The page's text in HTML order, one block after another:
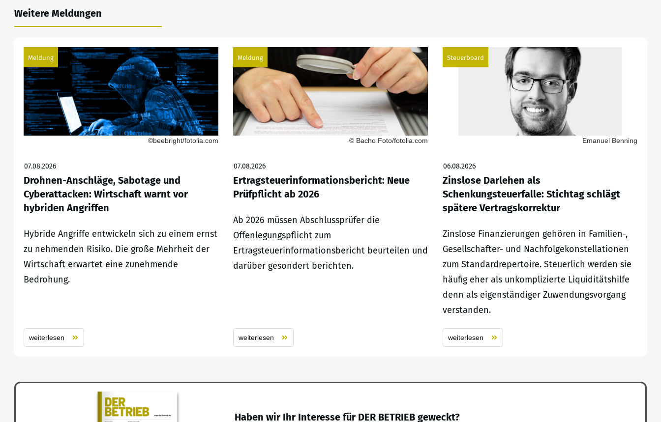
Weitere Meldungen
Meldung
©beebright/fotolia.com
07.08.2026
Drohnen-Anschläge, Sabotage und
Cyberattacken: Wirtschaft warnt vor
hybriden Angriffen
Hybride Angriffe entwickeln sich zu einem ernst
zu nehmenden Risiko. Die große Mehrheit der
Wirtschaft erwartet eine zunehmende
Bedrohung.
weiterlesen
Meldung
© Bacho Foto/fotolia.com
07.08.2026
Ertragsteuerinformationsbericht: Neue
Prüfpflicht ab 2026
Ab 2026 müssen Abschlussprüfer die
Offenlegungspflicht zum
Ertragsteuerinformationsbericht beurteilen und
darüber gesondert berichten.
weiterlesen
Steuerboard
Emanuel Benning
06.08.2026
Zinslose Darlehen als
Schenkungsteuerfalle: Stichtag schlägt
spätere Vertragskorrektur
Zinslose Finanzierungen gehören in Familien-,
Gesellschafter- und Nachfolgekonstellationen
zum Standardrepertoire. Steuerlich werden sie
häufig eher als unkomplizierte Liquiditätshilfe
denn als eigenständiger Zuwendungsvorgang
verstanden.
weiterlesen
Haben wir Ihr Interesse für DER BETRIEB geweckt?